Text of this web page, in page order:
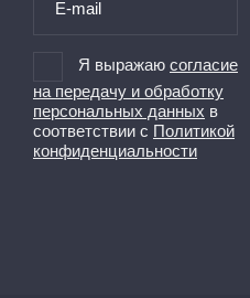
Я выражаю согласие
на передачу и обработку
персональных данных в
соответствии с Политикой
конфиденциальности